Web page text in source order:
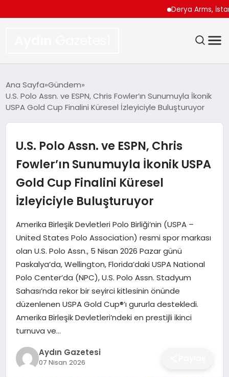
Derya Arms, İstanbul
TEKNOLOJI
SIYASET
YAŞAM
MAGAZIN
SAĞLIK
EĞITIM
DÜNYA
Ana Sayfa Gündem
U.S. Polo Assn. ve ESPN, Chris Fowler’ın Sunumuyla İkonik
USPA Gold Cup Finalini Küresel İzleyiciyle Buluşturuyor
U.S. Polo Assn. ve ESPN, Chris
Fowler’ın Sunumuyla İkonik USPA
Gold Cup Finalini Küresel
İzleyiciyle Buluşturuyor
Amerika Birleşik Devletleri Polo Birliği’nin (USPA –
United States Polo Association) resmi spor markası
olan U.S. Polo Assn., 5 Nisan 2026 Pazar günü
Paskalya’da, Wellington, Florida’daki USPA National
Polo Center’da (NPC), U.S. Polo Assn. Stadyum
Sahası’nda rekor bir seyirci kitlesinin önünde
düzenlenen USPA Gold Cup®’ı gururla destekledi.
Amerika Birleşik Devletleri’ndeki en prestijli ikinci
turnuva ve…
Aydın Gazetesi
07 Nisan 2026